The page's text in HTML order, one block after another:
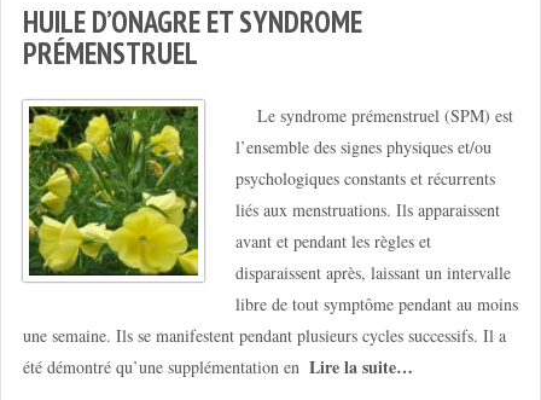
HUILE D’ONAGRE ET SYNDROME
PRÉMENSTRUEL
Le syndrome prémenstruel (SPM) est
l’ensemble des signes physiques et/ou
psychologiques constants et récurrents
liés aux menstruations. Ils apparaissent
avant et pendant les règles et
disparaissent après, laissant un intervalle
libre de tout symptôme pendant au moins
une semaine. Ils se manifestent pendant plusieurs cycles successifs. Il a
été démontré qu’une supplémentation en Lire la suite…